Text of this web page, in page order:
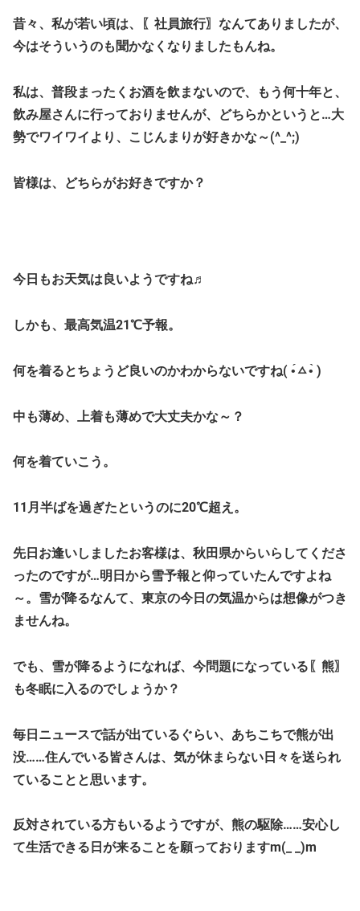
昔々、私が若い頃は、〖社員旅行〗なんてありましたが、
今はそういうのも聞かなくなりましたもんね。
私は、普段まったくお酒を飲まないので、もう何十年と、
飲み屋さんに行っておりませんが、どちらかというと…大
勢でワイワイより、こじんまりが好きかな～(^_^;)
皆様は、どちらがお好きですか？
今日もお天気は良いようですね♬
しかも、最高気温21℃予報。
何を着るとちょうど良いのかわからないですね( •́ㅿ•̀ )
中も薄め、上着も薄めで大丈夫かな～？
何を着ていこう。
11月半ばを過ぎたというのに20℃超え。
先日お逢いしましたお客様は、秋田県からいらしてくださ
ったのですが…明日から雪予報と仰っていたんですよね
～。雪が降るなんて、東京の今日の気温からは想像がつき
ませんね。
でも、雪が降るようになれば、今問題になっている〖熊〗
も冬眠に入るのでしょうか？
毎日ニュースで話が出ているぐらい、あちこちで熊が出
没……住んでいる皆さんは、気が休まらない日々を送られ
ていることと思います。
反対されている方もいるようですが、熊の駆除……安心し
て生活できる日が来ることを願っておりますm(_ _)m